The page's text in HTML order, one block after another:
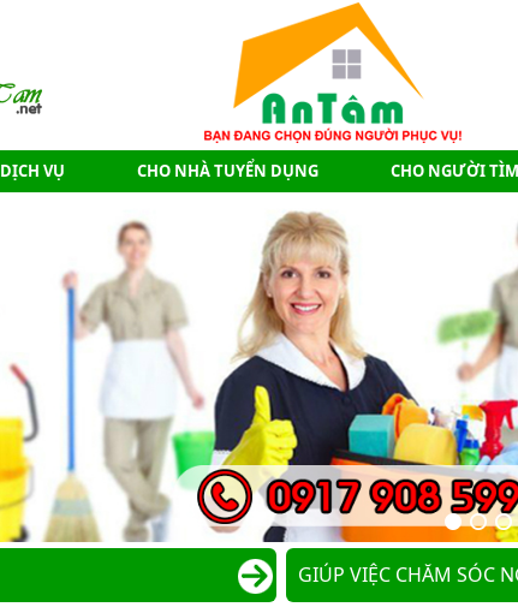
DỊCH VỤ CHO NHÀ TUYỂN DỤNG CHO NGƯỜI
GIÚP VIỆC CHĂM SÓC